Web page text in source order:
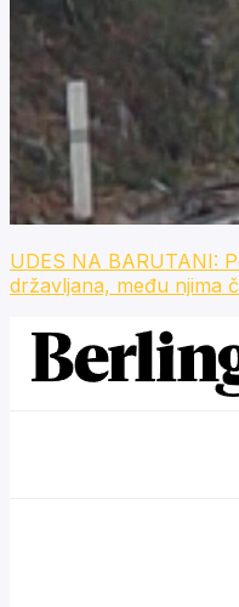
UDES NA BARUTANI:
državljana, među njima